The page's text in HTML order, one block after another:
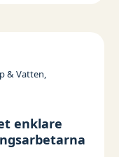
& Vatten,
enklare